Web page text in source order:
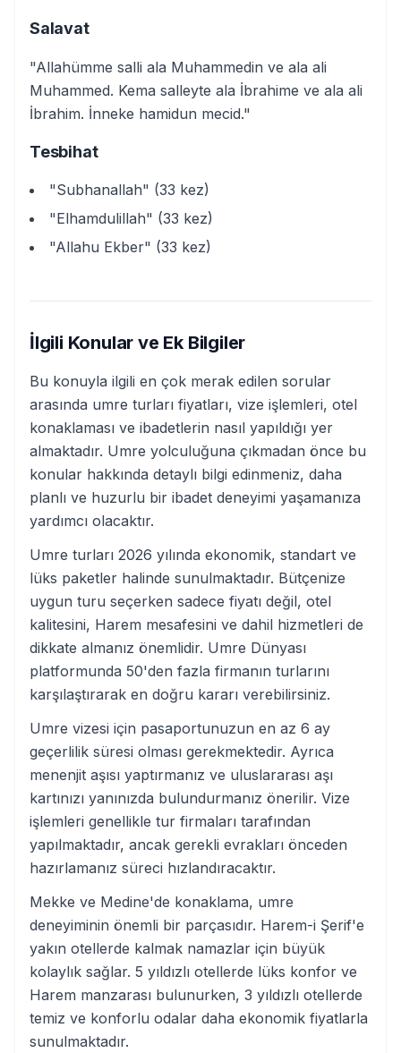
Salavat
"Allahümme salli ala Muhammedin ve ala ali
Muhammed. Kema salleyte ala İbrahime ve ala ali
İbrahim. İnneke hamidun mecid."
Tesbihat
"Subhanallah" (33 kez)
"Elhamdulillah" (33 kez)
"Allahu Ekber" (33 kez)
İlgili Konular ve Ek Bilgiler
Bu konuyla ilgili en çok merak edilen sorular
arasında umre turları fiyatları, vize işlemleri, otel
konaklaması ve ibadetlerin nasıl yapıldığı yer
almaktadır. Umre yolculuğuna çıkmadan önce bu
konular hakkında detaylı bilgi edinmeniz, daha
planlı ve huzurlu bir ibadet deneyimi yaşamanıza
yardımcı olacaktır.
Umre turları 2026 yılında ekonomik, standart ve
lüks paketler halinde sunulmaktadır. Bütçenize
uygun turu seçerken sadece fiyatı değil, otel
kalitesini, Harem mesafesini ve dahil hizmetleri de
dikkate almanız önemlidir. Umre Dünyası
platformunda 50'den fazla firmanın turlarını
karşılaştırarak en doğru kararı verebilirsiniz.
Umre vizesi için pasaportunuzun en az 6 ay
geçerlilik süresi olması gerekmektedir. Ayrıca
menenjit aşısı yaptırmanız ve uluslararası aşı
kartınızı yanınızda bulundurmanız önerilir. Vize
işlemleri genellikle tur firmaları tarafından
yapılmaktadır, ancak gerekli evrakları önceden
hazırlamanız süreci hızlandıracaktır.
Mekke ve Medine'de konaklama, umre
deneyiminin önemli bir parçasıdır. Harem-i Şerif'e
yakın otellerde kalmak namazlar için büyük
kolaylık sağlar. 5 yıldızlı otellerde lüks konfor ve
Harem manzarası bulunurken, 3 yıldızlı otellerde
temiz ve konforlu odalar daha ekonomik fiyatlarla
sunulmaktadır.